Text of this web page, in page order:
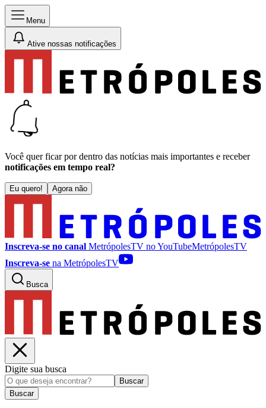
Menu
Ative nossas notificações
Você quer ficar por dentro das notícias mais importantes e receber
notificações em tempo real?
Eu quero! Agora não
Inscreva-se no canal MetrópolesTV noYouTubeMetrópolesTV
Inscreva-se na MetrópolesTV
Busca
Digite sua busca
Buscar
Buscar